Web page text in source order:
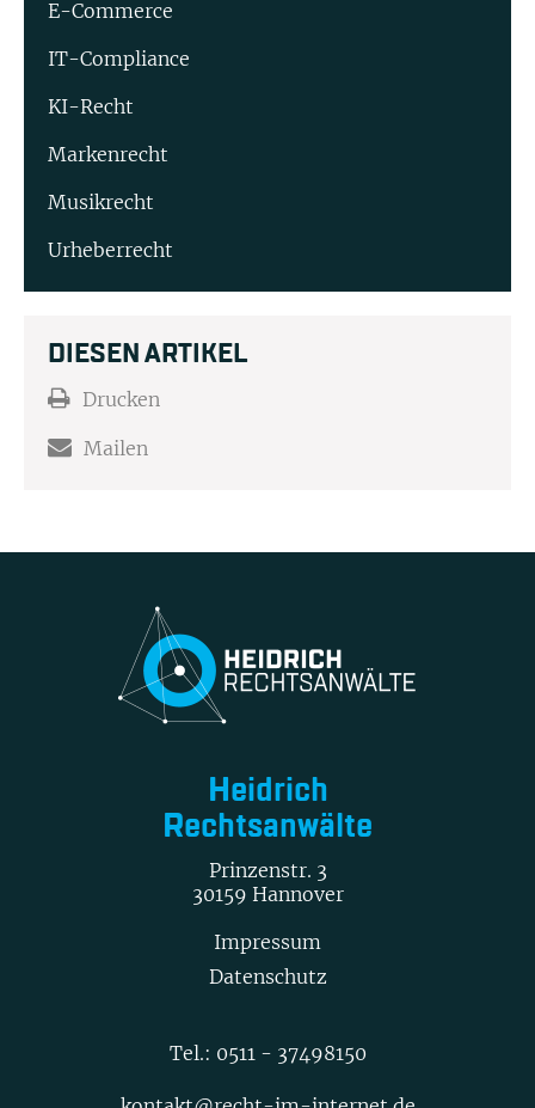
E-Commerce
IT-Compliance
KI-Recht
Markenrecht
Musikrecht
Urheberrecht
DIESEN ARTIKEL
Drucken
Mailen
Heidrich
Rechtsanwälte
Prinzenstr. 3
30159 Hannover
Impressum
Datenschutz
Tel.: 0511 - 37498150